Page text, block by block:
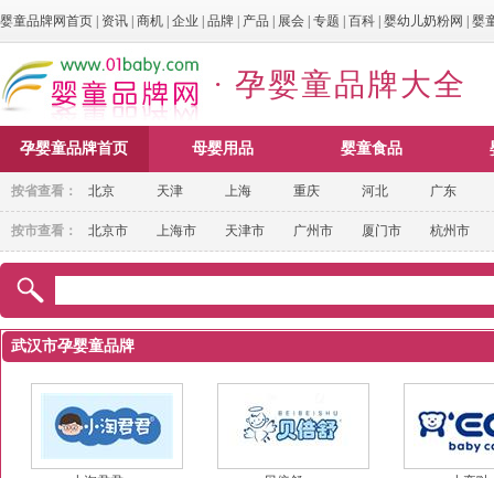
婴童品牌网首页 资讯 商机 企业 品牌 产品 展会 专题 百科 婴幼儿奶粉网 婴
· 孕婴童品牌大全
孕婴童品牌首页 母婴用品 婴童食品
北京 天津 上海 重庆 河北 广东
按省查看：
北京市 上海市 天津市 广州市 厦门市 杭州市
按市查看：
武汉市孕婴童品牌